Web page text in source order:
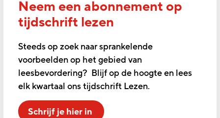
Neem een abonnement op
tijdschrift lezen
Steeds op zoek naar sprankelende
voorbeelden op het gebied van
leesbevordering? Blijf op de hoogte en lees
elk kwartaal ons tijdschrift Lezen.
Schrijf je hier in